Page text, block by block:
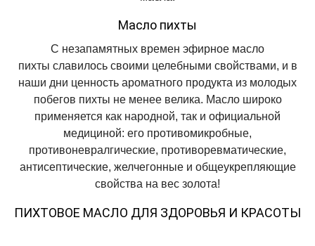
Масло пихты
С незапамятных времен эфирное масло
пихты славилось своими целебными свойствами, и в
наши дни ценность ароматного продукта из молодых
побегов пихты не менее велика. Масло широко
применяется как народной, так и официальной
медициной: его противомикробные,
противоневралгические, противоревматические,
антисептические, желчегонные и общеукрепляющие
свойства на вес золота!
ПИХТОВОЕ МАСЛО ДЛЯ ЗДОРОВЬЯ И КРАСОТЫ